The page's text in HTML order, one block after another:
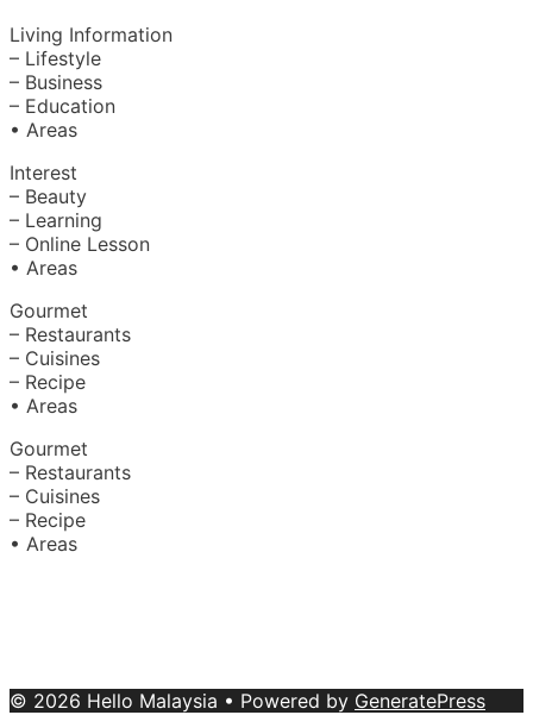
Living Information
– Lifestyle
– Business
– Education
• Areas
Interest
– Beauty
– Learning
– Online Lesson
• Areas
Gourmet
– Restaurants
– Cuisines
– Recipe
• Areas
Gourmet
– Restaurants
– Cuisines
– Recipe
• Areas
© 2026 Hello Malaysia • Powered by GeneratePress